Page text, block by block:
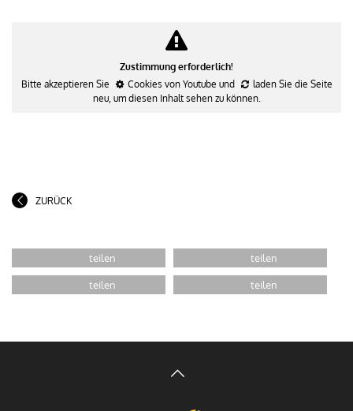
Zustimmung erforderlich!
Bitte akzeptieren Sie
Cookies von Youtube und
laden Sie die Seite
neu, um diesen Inhalt sehen zu können.
ZURÜCK